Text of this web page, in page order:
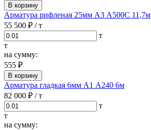
В корзину
Арматура рифленая 25мм А3 А500С 11,7м
55 500 ₽ / т
т
т
на сумму:
555 ₽
В корзину
Арматура гладкая 6мм А1 А240 6м
82 000 ₽ / т
т
т
на сумму: